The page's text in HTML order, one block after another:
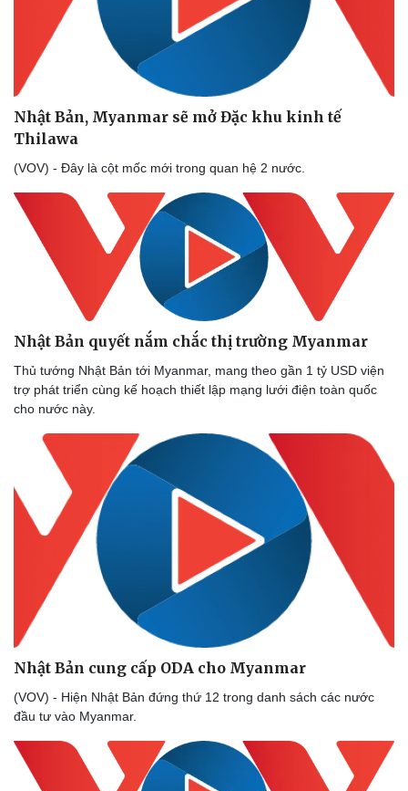
Thể thao
Bóng đá
Lịch thi đấu bóng đá
Thế giới thể thao
Hậu trường
Ô tô - Xe máy
Ô tô
Xe máy
Nhật Bản, Myanmar sẽ mở Đặc khu kinh tế
Thilawa
(VOV) - Đây là cột mốc mới trong quan hệ 2 nước.
Nhật Bản quyết nắm chắc thị trường Myanmar
Thủ tướng Nhật Bản tới Myanmar, mang theo gần 1 tỷ USD viện
trợ phát triển cùng kế hoạch thiết lập mạng lưới điện toàn quốc
cho nước này.
Nhật Bản cung cấp ODA cho Myanmar
(VOV) - Hiện Nhật Bản đứng thứ 12 trong danh sách các nước
đầu tư vào Myanmar.